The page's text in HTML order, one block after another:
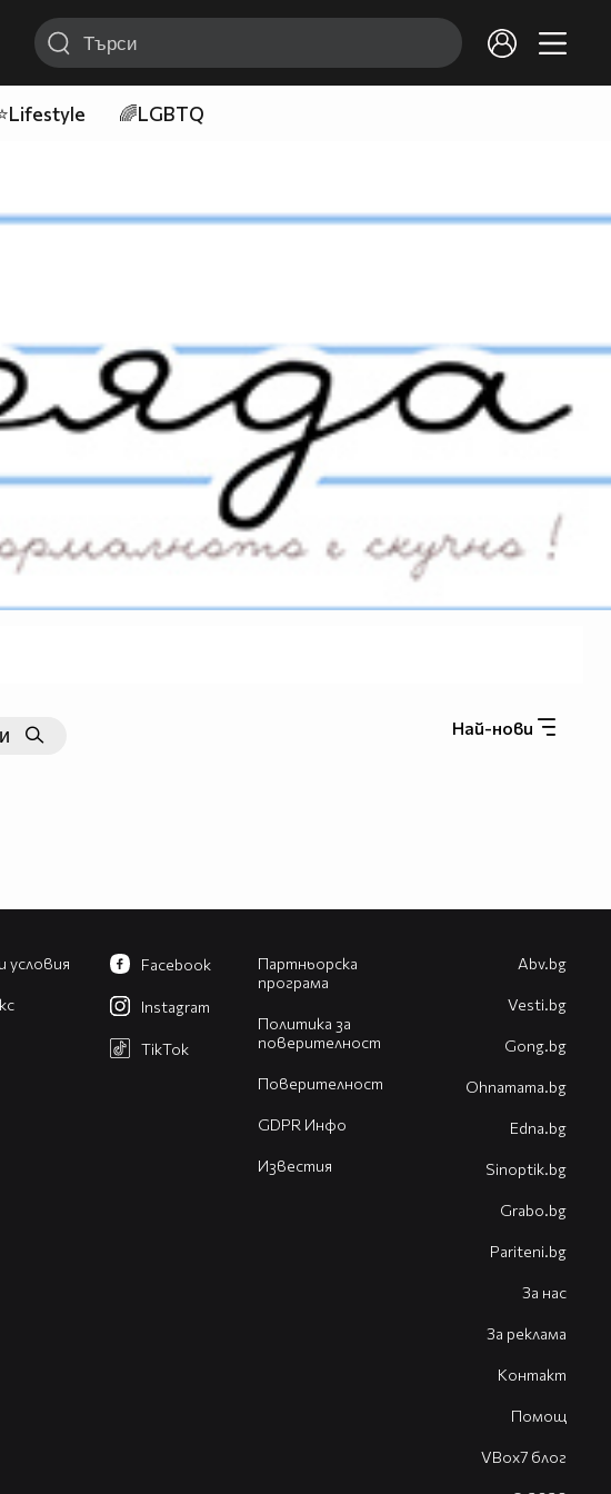
🌈LGBTQ
Най-нови
условия
Партньорска
програма
Политика за
поверителност
Поверителност
GDPR Инфо
Известия
Facebook
Instagram
TikTok
Abv.bg
Vesti.bg
Gong.bg
Оhnamama.bg
Edna.bg
Sinoptik.bg
Grabo.bg
Pariteni.bg
За нас
За реклама
Контакт
Помощ
VBox7 блог